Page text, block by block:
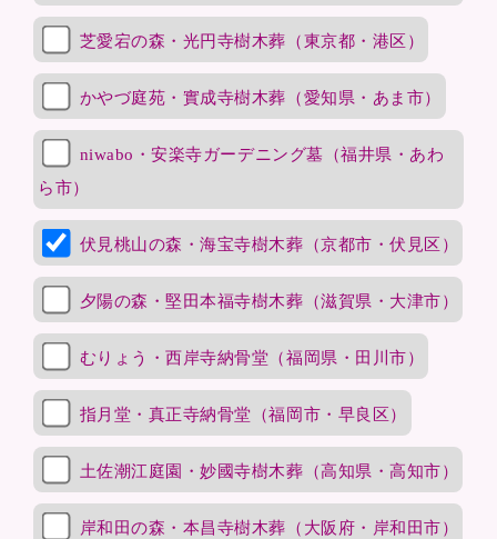
芝愛宕の森・光円寺樹木葬（東京都・港区）
かやづ庭苑・實成寺樹木葬（愛知県・あま市）
niwabo・安楽寺ガーデニング墓（福井県・あわ
ら市）
伏見桃山の森・海宝寺樹木葬（京都市・伏見区）
夕陽の森・堅田本福寺樹木葬（滋賀県・大津市）
むりょう・西岸寺納骨堂（福岡県・田川市）
指月堂・真正寺納骨堂（福岡市・早良区）
土佐潮江庭園・妙國寺樹木葬（高知県・高知市）
岸和田の森・本昌寺樹木葬（大阪府・岸和田市）